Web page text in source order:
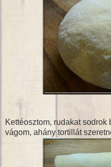
Kettéosztom, rudakat
vágom, ahány tortillát